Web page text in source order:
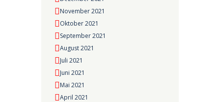
November 2021
Oktober 2021
September 2021
August 2021
Juli 2021
Juni 2021
Mai 2021
April 2021